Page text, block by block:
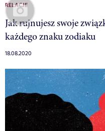
RELACJE
Jak rujnujesz swoje
każdego znaku zodiaku
18.08.2020